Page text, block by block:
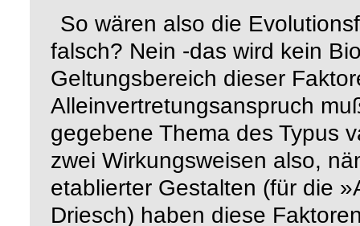
So wären also die
falsch? Nein -das wird kein
Geltungsbereich dieser
Alleinvertretungsanspruch
gegebene Thema des Typus
zwei Wirkungsweisen also,
etablierter Gestalten (für die
Driesch) haben diese